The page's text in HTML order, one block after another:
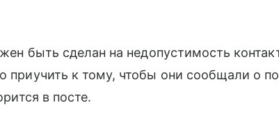
быть сделан на недопустимость
к тому, чтобы они сообщали о
в посте.